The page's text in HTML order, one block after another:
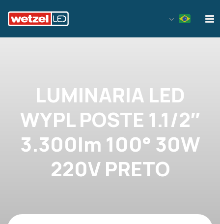
LUMINARIA LED
WYPL POSTE 1.1/2″
3.300lm 100° 30W
220V PRETO